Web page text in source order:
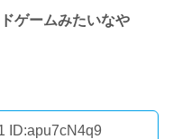
ゲームみたいなや
ID:apu7cN4q9